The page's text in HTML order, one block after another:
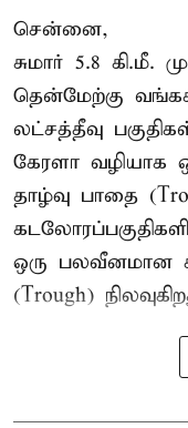
சென்னை,
சுமார் 5.8 கி.மீ.
தென்மேற்கு
லட்சத்தீவு
கேரளா வழியாக
தாழ்வு பாதை
ஒரு பலவீனமான
(Trough)